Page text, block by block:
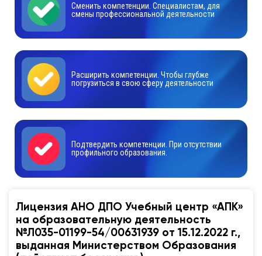
Сменить компетенции. Специалистам, для
смены профессиональной деятельности
Расширить компетенции. Чтобы глубже
погрузиться в свою сферу деятельности
Подтвердить компетенции. При отсутствии
профильного образования.
Лицензия АНО ДПО Учебный центр «АПК»
на образовательную деятельность
№Л035-01199-54/00631939 от 15.12.2022 г.,
выданная Министерством Образования